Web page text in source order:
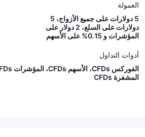
العمولة
5 دولارات على جميع الأزواج، 5
دولارات على السلع، 2 دولار على
المؤشرات و 0.15% على الأسهم
أدوات التداول
المشفرة CFDs